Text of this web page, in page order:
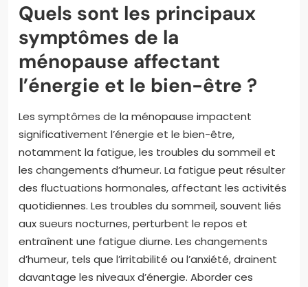
Quels sont les principaux
symptômes de la
ménopause affectant
l’énergie et le bien-être ?
Les symptômes de la ménopause impactent
significativement l’énergie et le bien-être,
notamment la fatigue, les troubles du sommeil et
les changements d’humeur. La fatigue peut résulter
des fluctuations hormonales, affectant les activités
quotidiennes. Les troubles du sommeil, souvent liés
aux sueurs nocturnes, perturbent le repos et
entraînent une fatigue diurne. Les changements
d’humeur, tels que l’irritabilité ou l’anxiété, drainent
davantage les niveaux d’énergie. Aborder ces